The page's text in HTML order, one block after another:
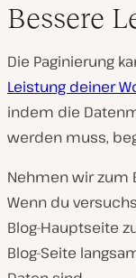
Bessere
Die Paginierung
Leistung deiner
indem die
werden muss,
Nehmen wir zum
Wenn du
Blog-Hauptseite
Blog-Seite